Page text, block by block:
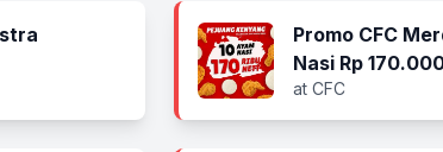
Promo CFC
Nasi Rp
at CFC